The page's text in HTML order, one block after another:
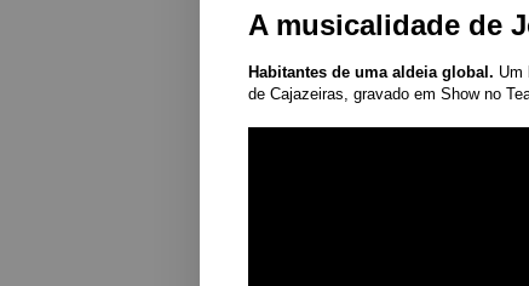
A musicalidade de
Habitantes de uma aldeia global. Um
de Cajazeiras, gravado em Show no